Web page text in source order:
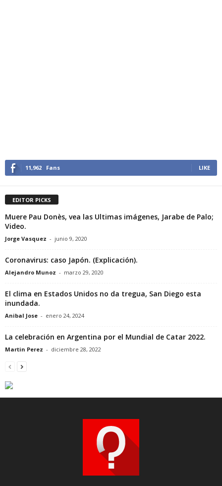
11,962 Fans LIKE
EDITOR PICKS
Muere Pau Donès, vea las Ultimas imágenes, Jarabe de Palo;
Video.
Jorge Vasquez - junio 9, 2020
Coronavirus: caso Japón. (Explicación).
Alejandro Munoz - marzo 29, 2020
El clima en Estados Unidos no da tregua, San Diego esta
inundada.
Anibal Jose - enero 24, 2024
La celebración en Argentina por el Mundial de Catar 2022.
Martin Perez - diciembre 28, 2022